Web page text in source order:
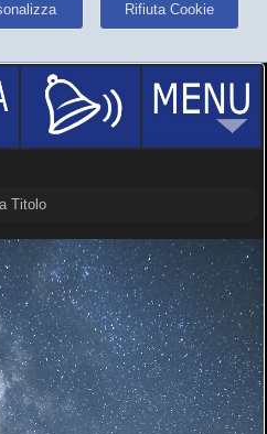
Rifiuta Cookie
Titolo